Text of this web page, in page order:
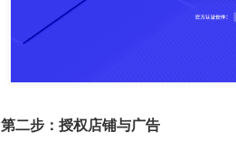
第二步：授权店铺与广告